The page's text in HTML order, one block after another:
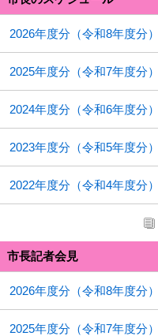
2026年度分（令和8年度分）
2025年度分（令和7年度分）
2024年度分（令和6年度分）
2023年度分（令和5年度分）
2022年度分（令和4年度分）
市長記者会見
2026年度分（令和8年度分）
2025年度分（令和7年度分）